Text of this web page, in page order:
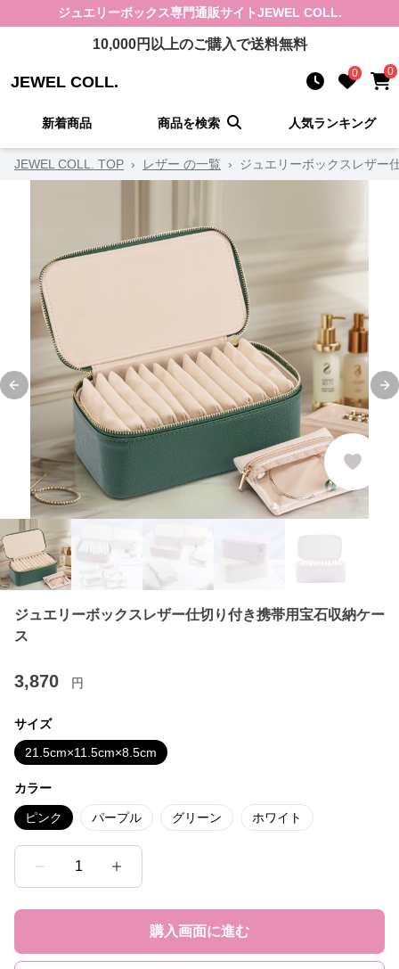
ジュエリーボックス専門通販サイトJEWEL COLL.
10,000円以上のご購入で送料無料
JEWEL COLL. 0 0
新着商品 商品を検索 人気ランキング
JEWEL COLL. TOP › レザー の一覧 › ジュエリーボックスレザー
Previous slide
ジュエリーボックスレザー仕切り付き携帯用宝石収納ケー
ス
3,870 円
サイズ
21.5cm×11.5cm×8.5cm
カラー
ピンク パープル グリーン ホワイト
1
購入画面に進む